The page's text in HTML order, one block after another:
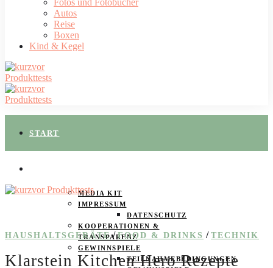
Fotos und Fotobücher
Autos
Reise
Boxen
Kind & Kegel
START
MEDIA KIT
IMPRESSUM
DATENSCHUTZ
KOOPERATIONEN &
TRANSPARENZ
GEWINNSPIELE
TEILNAHMEBEDINGUNGEN
HAUSHALTSGERÄTE / FOOD & DRINKS / TECHNIK
Klarstein Kitchen Hero Rezepte